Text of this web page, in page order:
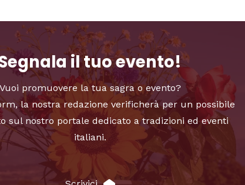
il tuo evento!
Vuoi promuovere la tua sagra o evento?
la nostra redazione verificherà per un possibile
sul nostro portale dedicato a tradizioni ed eventi
italiani.